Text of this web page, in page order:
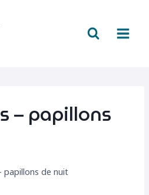
– papillons
papillons de nuit